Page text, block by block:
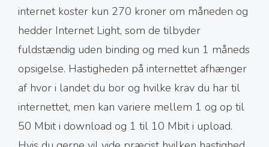
internet koster kun 270 kroner om måneden og
hedder Internet Light, som de tilbyder
fuldstændig uden binding og med kun 1 måneds
opsigelse. Hastigheden på internettet afhænger
af hvor i landet du bor og hvilke krav du har til
internettet, men kan variere mellem 1 og op til
50 Mbit i download og 1 til 10 Mbit i upload.